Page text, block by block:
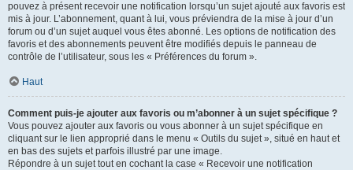
pouvez à présent recevoir une notification lorsqu’un sujet ajouté aux favoris est
mis à jour. L’abonnement, quant à lui, vous préviendra de la mise à jour d’un
forum ou d’un sujet auquel vous êtes abonné. Les options de notification des
favoris et des abonnements peuvent être modifiés depuis le panneau de
contrôle de l’utilisateur, sous les « Préférences du forum ».
Haut
Comment puis-je ajouter aux favoris ou m’abonner à un sujet spécifique ?
Vous pouvez ajouter aux favoris ou vous abonner à un sujet spécifique en
cliquant sur le lien approprié dans le menu « Outils du sujet », situé en haut et
en bas des sujets et parfois illustré par une image.
Répondre à un sujet tout en cochant la case « Recevoir une notification